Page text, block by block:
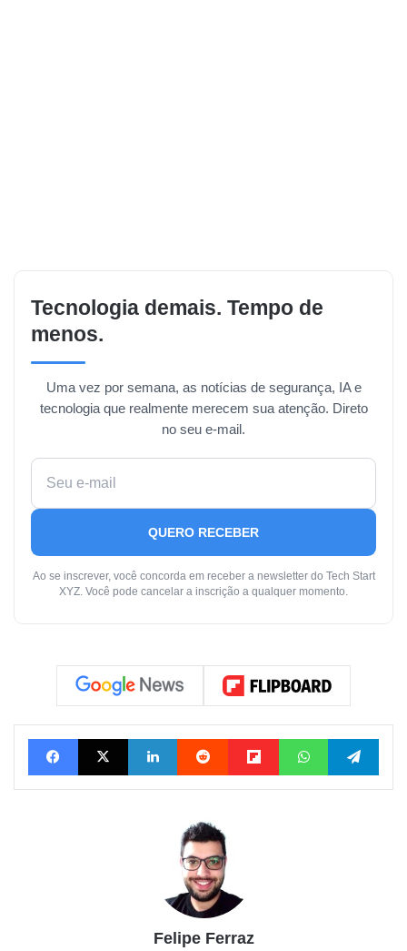
Tecnologia demais. Tempo de
menos.
Uma vez por semana, as notícias de segurança, IA e
tecnologia que realmente merecem sua atenção. Direto
no seu e-mail.
QUERO RECEBER
Ao se inscrever, você concorda em receber a newsletter do Tech Start
XYZ. Você pode cancelar a inscrição a qualquer momento.
FacebookX Linkedin Reddit FlipboardWhatsApp
Felipe Ferraz